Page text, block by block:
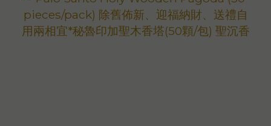
原產國｜秘魯
加工地｜台灣